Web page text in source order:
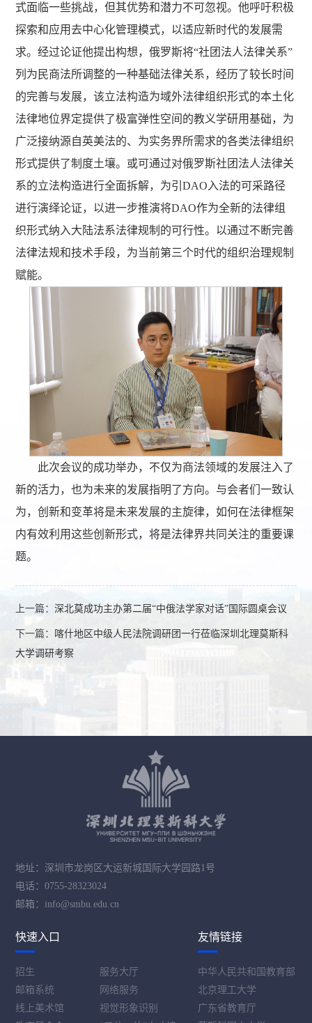
式面临一些挑战，但其优势和潜力不可忽视。他呼吁积极
探索和应用去中心化管理模式，以适应新时代的发展需
求。经过论证他提出构想，俄罗斯将“社团法人法律关系”
列为民商法所调整的一种基础法律关系，经历了较长时间
的完善与发展，该立法构造为域外法律组织形式的本土化
法律地位界定提供了极富弹性空间的教义学研用基础，为
广泛接纳源自英美法的、为实务界所需求的各类法律组织
形式提供了制度土壤。或可通过对俄罗斯社团法人法律关
系的立法构造进行全面拆解，为引DAO入法的可采路径
进行演绎论证，以进一步推演将DAO作为全新的法律组
织形式纳入大陆法系法律规制的可行性。以通过不断完善
法律法规和技术手段，为当前第三个时代的组织治理规制
赋能。
此次会议的成功举办，不仅为商法领域的发展注入了
新的活力，也为未来的发展指明了方向。与会者们一致认
为，创新和变革将是未来发展的主旋律，如何在法律框架
内有效利用这些创新形式，将是法律界共同关注的重要课
题。
上一篇：深北莫成功主办第二届“中俄法学家对话”国际圆桌会议
下一篇：
喀什地区中级人民法院调研团一行莅临深圳北理莫斯科
大学调研考察
地址：深圳市龙岗区大运新城国际大学园路1号
电话：0755-28323024
邮箱：info@smbu.edu.cn
快速入口
招生
服务大厅
邮箱系统
网络服务
线上美术馆
视觉形象识别
友情链接
中华人民共和国教育部
北京理工大学
广东省教育厅